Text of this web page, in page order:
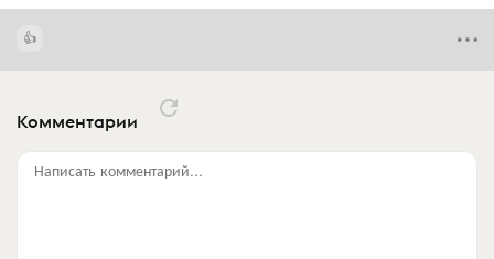
Комментарии
Написать комментарий...